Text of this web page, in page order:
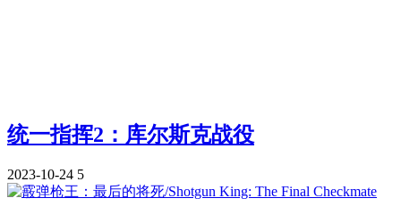
统一指挥2：库尔斯克战役
2023-10-24 5